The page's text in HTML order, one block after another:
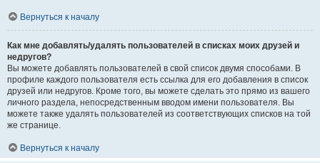
Вернуться к началу
Как мне добавлять/удалять пользователей в списках моих друзей и
недругов?
Вы можете добавлять пользователей в свой список двумя способами. В
профиле каждого пользователя есть ссылка для его добавления в список
друзей или недругов. Кроме того, вы можете сделать это прямо из вашего
личного раздела, непосредственным вводом имени пользователя. Вы
можете также удалять пользователей из соответствующих списков на той
же странице.
Вернуться к началу